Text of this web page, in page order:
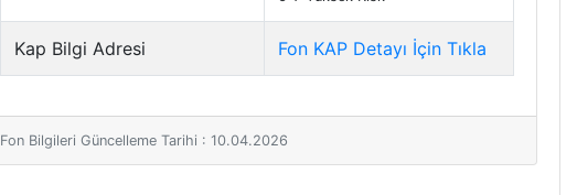
Kap Bilgi Adresi Fon KAP Detayı İçin Tıkla
Fon Bilgileri Güncelleme Tarihi : 10.04.2026